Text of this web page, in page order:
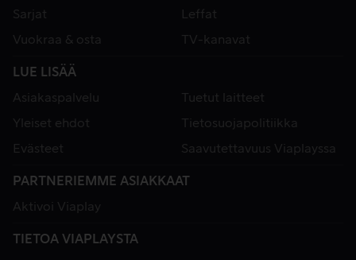
Sarjat
Leffat
Vuokraa & osta
TV-kanavat
LUE LISÄÄ
Asiakaspalvelu
Tuetut laitteet
Yleiset ehdot
Tietosuojapolitiikka
Evästeet
Saavutettavuus Viaplayssa
PARTNERIEMME ASIAKKAAT
Aktivoi Viaplay
TIETOA VIAPLAYSTA